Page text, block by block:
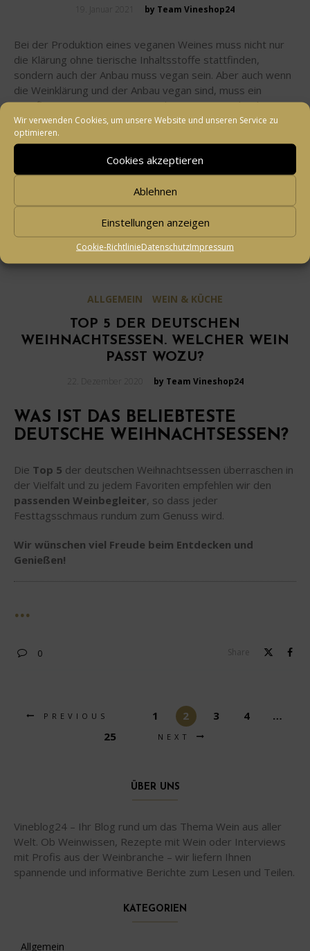
Wir verwenden Cookies, um unsere Website und unseren Service zu
optimieren.
Cookies akzeptieren
Ablehnen
Einstellungen anzeigen
Cookie-RichtlinieDatenschutzImpressum
19. Januar 2021 by Team Vineshop24
Bei der Produktion eines veganen Weines muss nicht nur
die Klärung ohne tierische Inhaltsstoffe stattfinden,
sondern auch der Anbau muss vegan sein. Aber auch wenn
die Weinklärung und der Anbau vegan sind, muss ein
zertifizierter, veganer Wein auch ein veganes Flaschen-
Etikett besitzen. Zur Befestigung darf nämlich kein
Knochenleim o.ä. benutzt werden.
ALLGEMEIN WEIN & KÜCHE
TOP 5 DER DEUTSCHEN
WEIHNACHTSESSEN. WELCHER WEIN
PASST WOZU?
22. Dezember 2020 by Team Vineshop24
WAS IST DAS BELIEBTESTE
DEUTSCHE WEIHNACHTSESSEN?
Die Top 5 der deutschen Weihnachtsessen überraschen in
der Vielfalt und zu jedem Favoriten empfehlen wir den
passenden Weinbegleiter, so dass jeder
Festtagsschmaus rundum zum Genuss wird.
Wir wünschen viel Freude beim Entdecken und
Genießen!
0 Share
PREVIOUS 1 2 3 4
…
25
NEXT
ÜBER UNS
Vineblog24 – Ihr Blog rund um das Thema Wein aus aller
Welt. Ob Weinwissen, Rezepte mit Wein oder Interviews
mit Profis aus der Weinbranche – wir liefern Ihnen
spannende und informative Berichte zum Lesen und Teilen.
KATEGORIEN
Allgemein